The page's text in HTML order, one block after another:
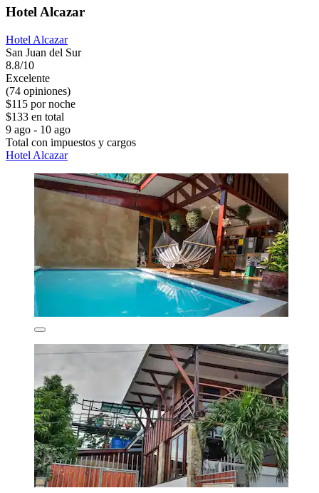
Hotel Alcazar
Hotel Alcazar
San Juan del Sur
8.8/10
Excelente
(74 opiniones)
$115 por noche
$133 en total
9 ago - 10 ago
Total con impuestos y cargos
Hotel Alcazar